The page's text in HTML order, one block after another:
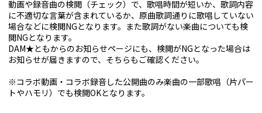
動画や録音曲の検閲（チェック）で、歌唱時間が短いか、歌詞内容
に不適切な言葉が含まれているか、原曲歌詞通りに歌唱していない
場合などに検閲NGとなります。また歌詞がない楽曲についても検
閲NGとなります。
DAM★ともからのお知らせページにも、検閲がNGとなった場合は
お知らせが届きますので、そちらもご確認ください。
※コラボ動画・コラボ録音した公開曲のみ楽曲の一部歌唱（片パー
トやハモリ）でも検閲OKとなります。